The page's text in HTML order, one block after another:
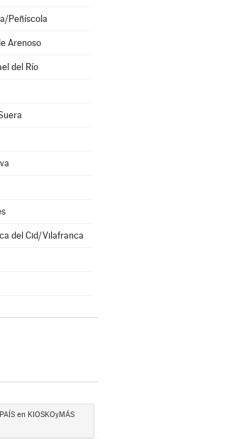
Peñíscola
Arenoso
del Río
del Cid/Vilafranca
en KIOSKOyMÁS